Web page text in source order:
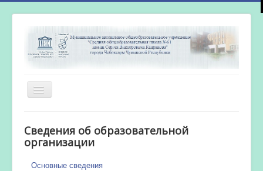
Включить/
выключить
Новости
Сведения об образовательной
организации
Основные сведения